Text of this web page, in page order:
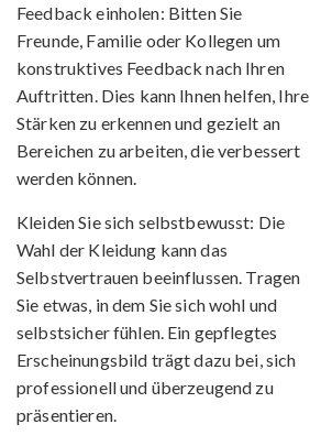
Feedback einholen: Bitten Sie
Freunde, Familie oder Kollegen um
konstruktives Feedback nach Ihren
Auftritten. Dies kann Ihnen helfen, Ihre
Stärken zu erkennen und gezielt an
Bereichen zu arbeiten, die verbessert
werden können.
Kleiden Sie sich selbstbewusst: Die
Wahl der Kleidung kann das
Selbstvertrauen beeinflussen. Tragen
Sie etwas, in dem Sie sich wohl und
selbstsicher fühlen. Ein gepflegtes
Erscheinungsbild trägt dazu bei, sich
professionell und überzeugend zu
präsentieren.